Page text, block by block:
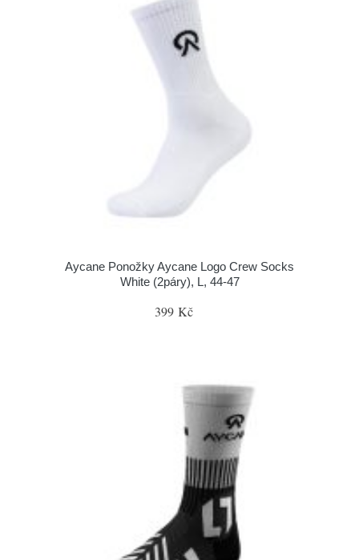
Aycane Ponožky Aycane Logo Crew Socks
White (2páry), L, 44-47
399 Kč